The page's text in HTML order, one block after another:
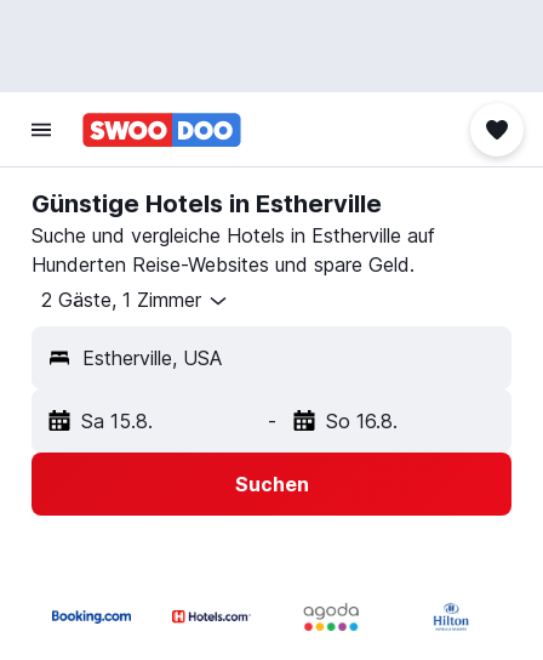
Günstige Hotels in Estherville
Suche und vergleiche Hotels in Estherville auf
Hunderten Reise-Websites und spare Geld.
2 Gäste, 1 Zimmer
Estherville, USA
Sa 15.8. - So 16.8.
Suchen